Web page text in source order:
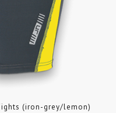
(iron-grey/lemon)